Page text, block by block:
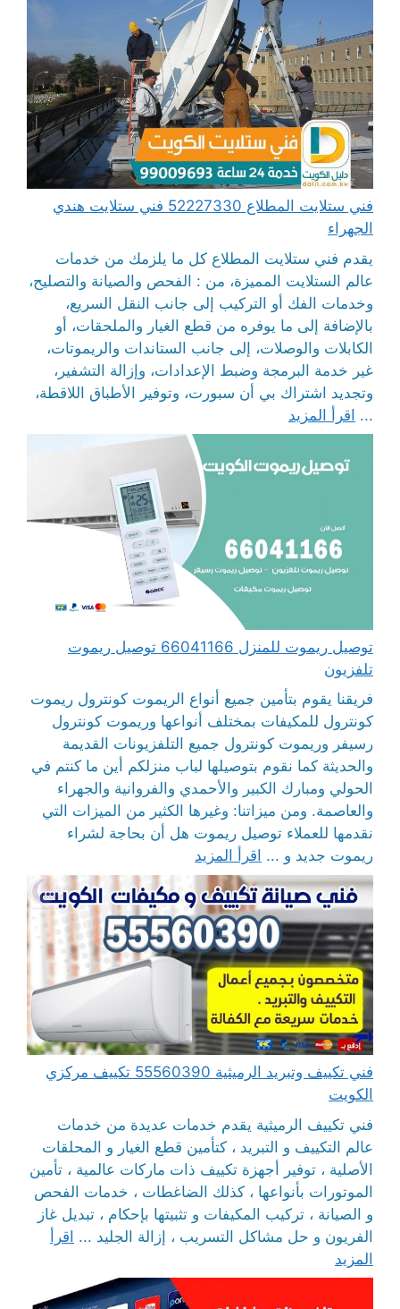
فني ستلايت المطلاع 52227330 فني ستلايت هندي
الجهراء
يقدم فني ستلايت المطلاع كل ما يلزمك من خدمات
عالم الستلايت المميزة، من : الفحص والصيانة والتصليح،
وخدمات الفك أو التركيب إلى جانب النقل السريع،
بالإضافة إلى ما يوفره من قطع الغيار والملحقات، أو
الكابلات والوصلات، إلى جانب الستاندات والريموتات،
غير خدمة البرمجة وضبط الإعدادات، وإزالة التشفير،
وتجديد اشتراك بي أن سبورت، وتوفير الأطباق اللاقطة،
... اقرأ المزيد
توصيل ريموت للمنزل 66041166 توصيل ريموت
تلفزيون
فريقنا يقوم بتأمين جميع أنواع الريموت كونترول ريموت
كونترول للمكيفات بمختلف أنواعها وريموت كونترول
رسيفر وريموت كونترول جميع التلفزيونات القديمة
والحديثة كما نقوم بتوصيلها لباب منزلكم أين ما كنتم في
الحولي ومبارك الكبير والأحمدي والفروانية والجهراء
والعاصمة. ومن ميزاتنا: وغيرها الكثير من الميزات التي
نقدمها للعملاء توصيل ريموت هل أن بحاجة لشراء
ريموت جديد و ... اقرأ المزيد
فني تكييف وتبريد الرميثية 55560390 تكييف مركزي
الكويت
فني تكييف الرميثية يقدم خدمات عديدة من خدمات
عالم التكييف و التبريد ، كتأمين قطع الغيار و المحلقات
الأصلية ، توفير أجهزة تكييف ذات ماركات عالمية ، تأمين
الموتورات بأنواعها ، كذلك الضاغطات ، خدمات الفحص
و الصيانة ، تركيب المكيفات و تثبيتها بإحكام ، تبديل غاز
الفريون و حل مشاكل التسريب ، إزالة الجليد ... اقرأ
المزيد